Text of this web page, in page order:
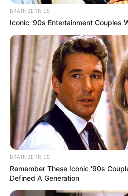
BRAINBERRIES
Iconic '90s Entertainment Couples
BRAINBERRIES
Remember These Iconic '90s
Defined A Generation